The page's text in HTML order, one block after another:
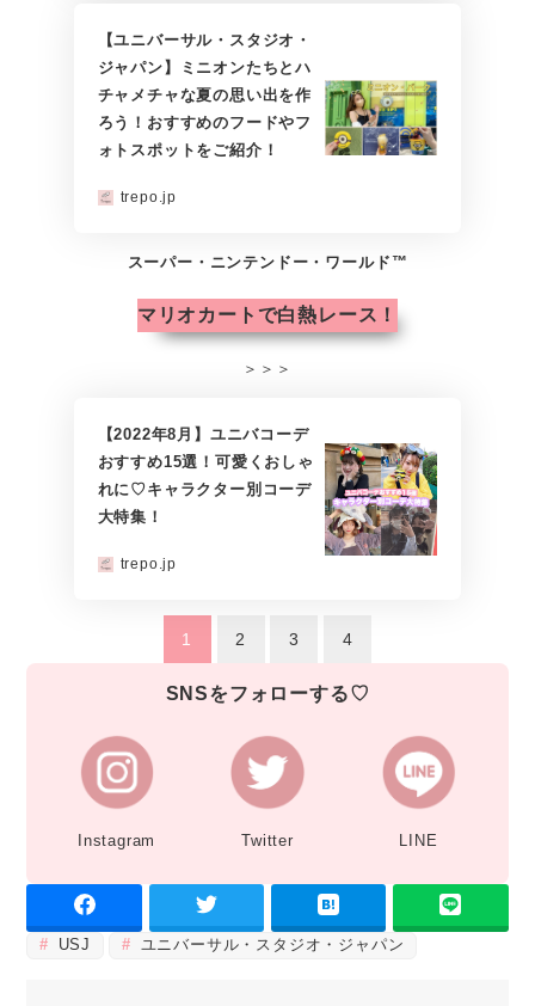
【ユニバーサル・スタジオ・
ジャパン】ミニオンたちとハ
チャメチャな夏の思い出を作
ろう！おすすめのフードやフ
ォトスポットをご紹介！
trepo.jp
スーパー・ニンテンドー・ワールド™
マリオカートで白熱レース！
＞＞＞
【2022年8月】ユニバコーデ
おすすめ15選！可愛くおしゃ
れに♡キャラクター別コーデ
大特集！
trepo.jp
1 2 3 4
SNSをフォローする♡
Instagram Twitter LINE
USJ ユニバーサル・スタジオ・ジャパン